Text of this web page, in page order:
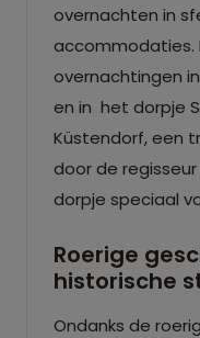
overnachten in
accommodaties.
overnachtingen
en in het dorpje
Küstendorf, een
door de regisseur
dorpje speciaal
Roerige
historische
Ondanks de